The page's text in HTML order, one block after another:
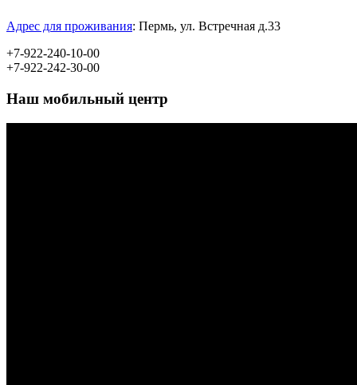
Адрес для проживания: Пермь, ул. Встречная д.33
+7-922-240-10-00
+7-922-242-30-00
Наш мобильный центр